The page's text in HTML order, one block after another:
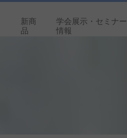
新商
品
学会展示・セミナー
情報